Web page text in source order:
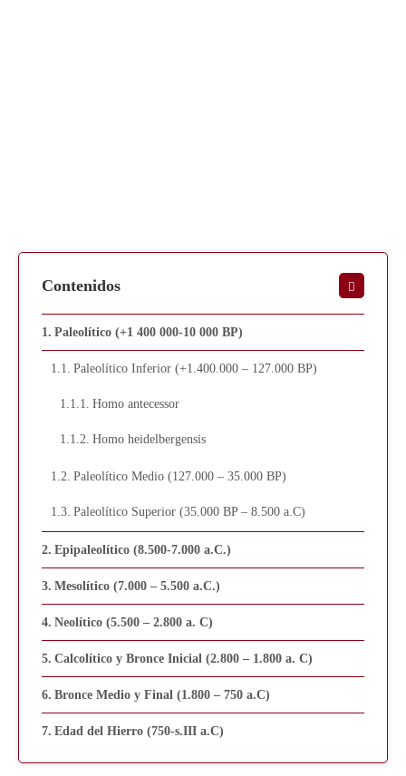
Contenidos
Paleolítico (+1 400 000-10 000 BP)
Paleolítico Inferior (+1.400.000 – 127.000 BP)
Homo antecessor
Homo heidelbergensis
Paleolítico Medio (127.000 – 35.000 BP)
Paleolítico Superior (35.000 BP – 8.500 a.C)
Epipaleolítico (8.500-7.000 a.C.)
Mesolítico (7.000 – 5.500 a.C.)
Neolítico (5.500 – 2.800 a. C)
Calcolítico y Bronce Inicial (2.800 – 1.800 a. C)
Bronce Medio y Final (1.800 – 750 a.C)
Edad del Hierro (750-s.III a.C)